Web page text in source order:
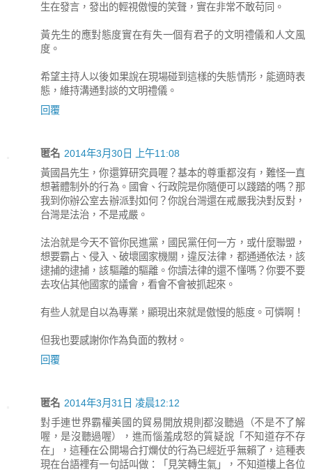
生在發言，發出的輕視傲慢的笑聲，實在非常不敢苟同。
黃先生的應對態度實在有失一個有君子的文明禮儀和人文風
度。
希望主持人以後如果說在現場碰到這樣的失態情形，能適時表
態，維持溝通對談的文明禮儀。
回覆
匿名 2014年3月30日 上午11:08
黃國昌先生，你還算研究員喔？基本的尊重都沒有，難怪一直
想著體制外的行為。國會、行政院是你隨便可以踐踏的嗎？那
我到你辦公室去辦派對如何？你說台灣還在戒嚴我決對反對，
台灣是法治，不是戒嚴。
法治就是今天不管你民進黨，國民黨任何一方，或什麼聯盟，
想要霸占、侵入、破壞國家機關，違反法律，都通通依法，該
逮捕的逮捕，該驅離的驅離。你讀法律的還不懂嗎？你要不要
去攻佔其他國家的議會，看會不會被抓起來。
有些人就是自以為專業，顯現出來就是傲慢的態度。可憐啊！
但我也要感謝你作為負面的教材。
回覆
匿名 2014年3月31日 凌晨12:12
對手連世界霸權美國的貿易開放規則都沒聽過（不是不了解
喔，是沒聽過喔），進而惱羞成怒的質疑說「不知道存不存
在」，這種在公開場合打爛仗的行為已經近乎無賴了，這種表
現在台語裡有一句話叫做：「見笑轉生氣」，不知道樓上各位